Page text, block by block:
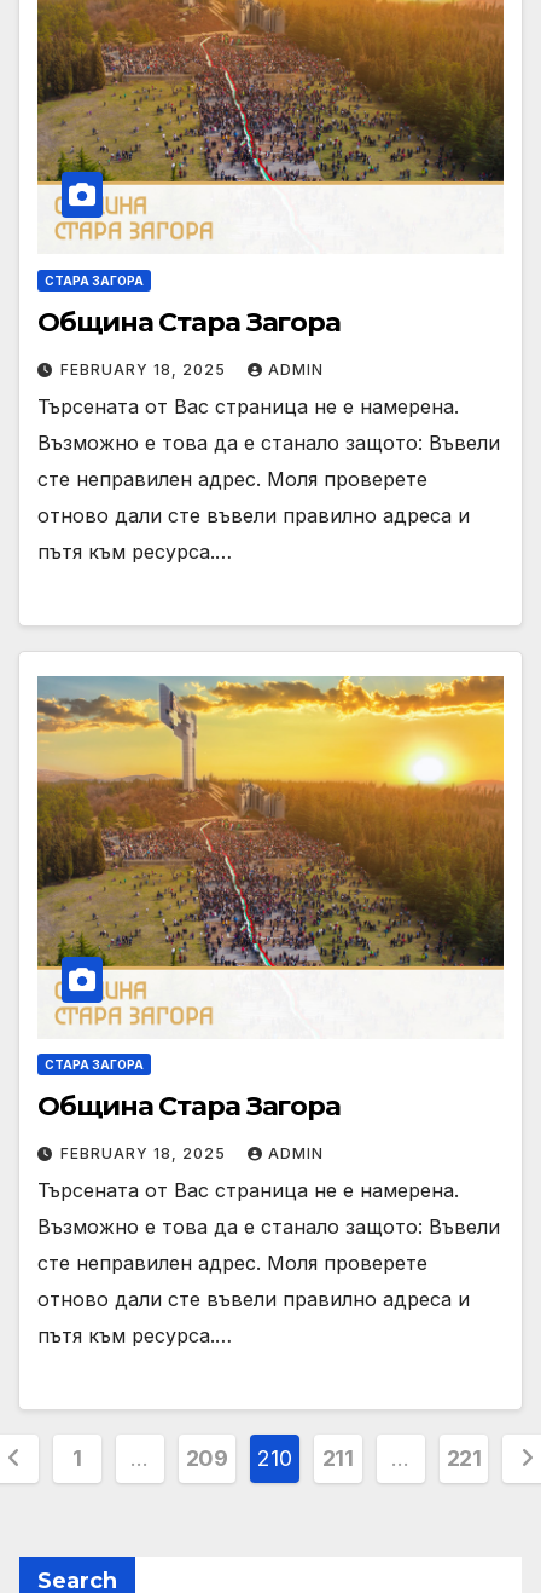
СТАРА ЗАГОРА
Община Стара Загора
FEBRUARY 18, 2025 ADMIN
Търсената от Вас страница не е намерена.
Възможно е това да е станало защото: Въвели
сте неправилен адрес. Моля проверете
отново дали сте въвели правилно адреса и
пътя към ресурса.…
СТАРА ЗАГОРА
Община Стара Загора
FEBRUARY 18, 2025 ADMIN
Търсената от Вас страница не е намерена.
Възможно е това да е станало защото: Въвели
сте неправилен адрес. Моля проверете
отново дали сте въвели правилно адреса и
пътя към ресурса.…
1 … 209 210 211 … 221
Search